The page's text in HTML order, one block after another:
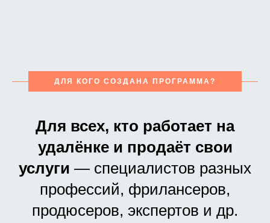
ДЛЯ КОГО СОЗДАНА ПРОГРАММА?
Для всех, кто работает на
удалёнке и продаёт свои
услуги — специалистов разных
профессий, фрилансеров,
продюсеров, экспертов и др.